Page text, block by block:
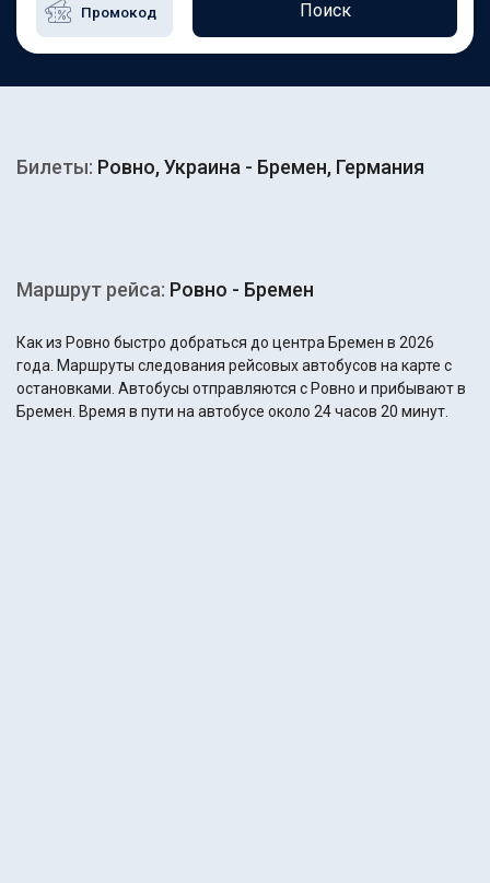
Поиск
Билеты: Ровно, Украина - Бремен, Германия
Маршрут рейса: Ровно - Бремен
Как из Ровно быстро добраться до центра Бремен в 2026
года. Маршруты следования рейсовых автобусов на карте с
остановками. Автобусы отправляются с Ровно и прибывают в
Бремен. Время в пути на автобусе около 24 часов 20 минут.